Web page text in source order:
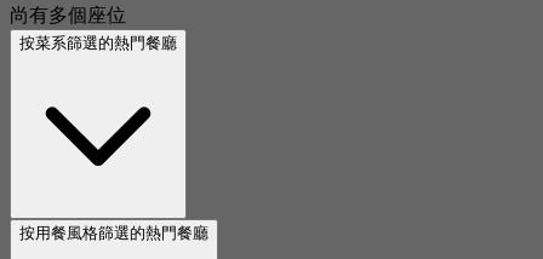
尚有多個座位
按菜系篩選的熱門餐廳
按用餐風格篩選的熱門餐廳